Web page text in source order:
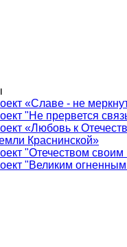
«Славе - не
"Не прервется
«Любовь к
Краснинской»
"Отечеством своим
"Великим